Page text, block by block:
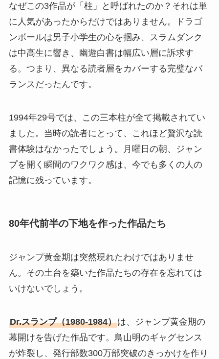
なぜこの3作品が「柱」と呼ばれたのか？それは単
に人気があったからだけではありません。ドラゴ
ンボールは男子小学生の心を掴み、スラムダンク
は中高生に響き、幽遊白書は幅広い層に訴求す
る。つまり、異なる読者層をカバーする完璧なバ
ランスだったんです。
1994年29号では、この三本柱が全て掲載されてい
ました。当時の読者にとって、これほど贅沢な読
書体験はなかったでしょう。月曜日の朝、ジャン
プを開く瞬間のワクワク感は、今でも多くの人の
記憶に残っています。
80年代前半の下地を作った作品たち
ジャンプ黄金期は突然現れたわけではありませ
ん。その土台を築いた作品たちの存在を忘れては
いけないでしょう。
Dr.スランプ（1980-1984）は、ジャンプ黄金期の
幕開けを告げた作品です。鳥山明のギャグセンス
が炸裂し、発行部数300万部突破のきっかけを作り